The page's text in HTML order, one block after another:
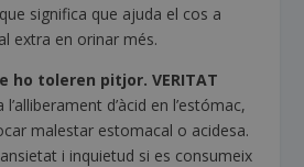
significa que ajuda el cos a
extra en orinar més.
ho toleren pitjor. VERITAT
d’àcid en l’estómac,
malestar estomacal o acidesa.
i inquietud si es consumeix